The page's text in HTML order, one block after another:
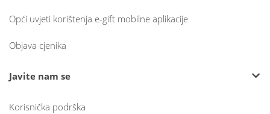
Opći uvjeti korištenja e-gift mobilne aplikacije
Objava cjenika
Javite nam se
Korisnička podrška